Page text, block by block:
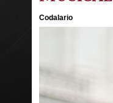
Codalario